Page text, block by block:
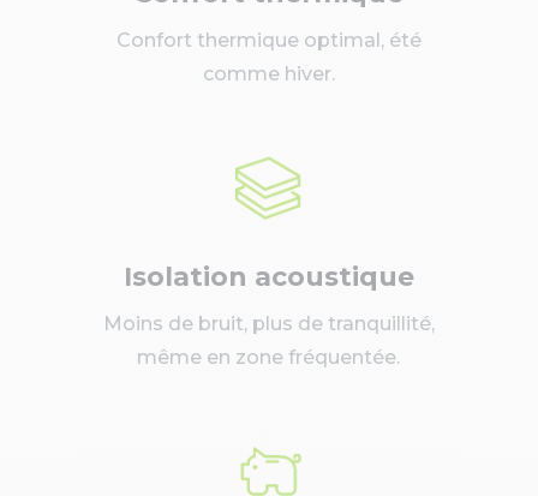
Confort thermique optimal, été
comme hiver.
Isolation acoustique
Moins de bruit, plus de tranquillité,
même en zone fréquentée.